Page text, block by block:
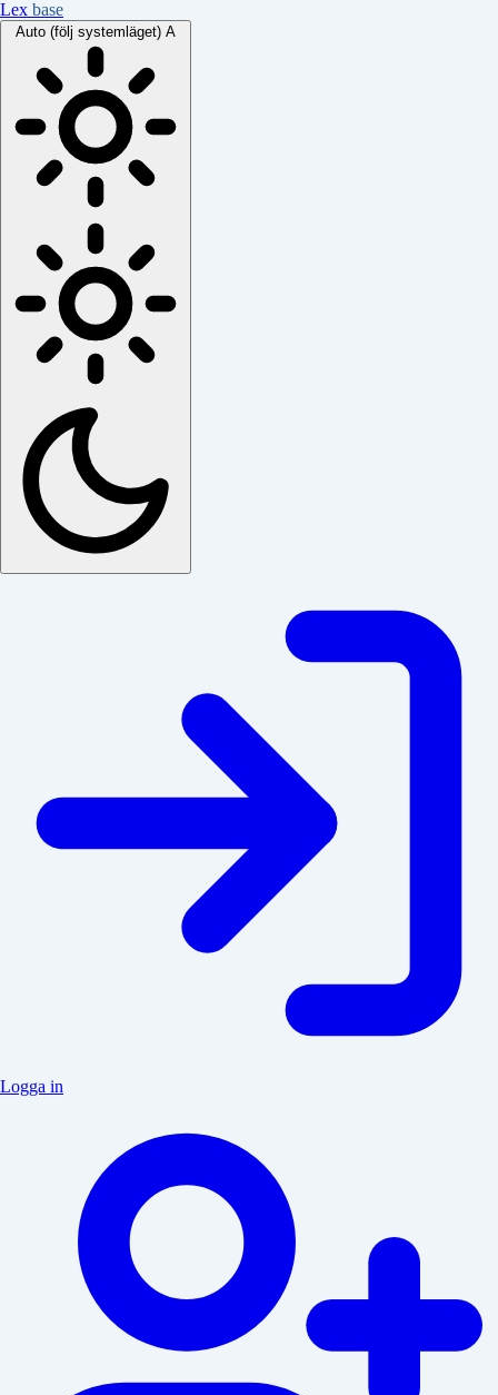
Lex base
Auto (följ systemläget) A
Logga in